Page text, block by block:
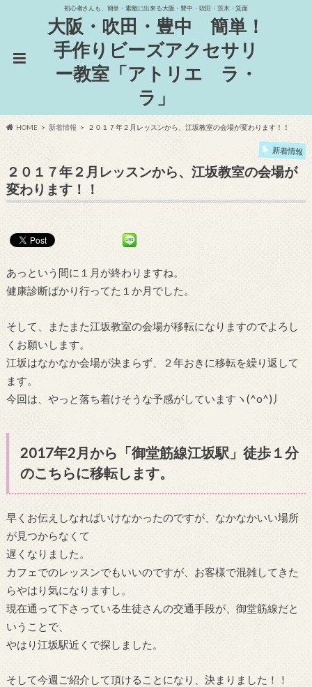
初心者さんも、簡単・素敵に出来る大阪・豊中・吹田・茨木・箕面
大阪・吹田・豊中 簡単！
手作りビーズアクセサリ
ー教室「アトリエ ラ・
ラ」
HOME 新着情報 ２０１７年２月レッスンから、江坂教室の会場が変わります！！
新着情報
２０１７年２月レッスンから、江坂教室の会場が
変わります！！
あっという間に１月が終わりますね。
健康診断ばかり行ってた１か月でした。
そして、またまた江坂教室の会場が移転になりますのでよろし
くお願いします。
江坂はなかなか会場が決まらず、２年おきに移転を繰り返して
ます。
今回は、やっと落ち着けそうな予感がしていますヽ(^o^)丿
2017年2月から「御堂筋線江坂駅」徒歩１分
のこちらに移転します。
早くお伝えしなればいけなかったのですが、なかなかいい場所
が見つからなくて
遅くなりました。
カフェでのレッスンでもいいのですが、お客様で混雑してきた
らやはり気になりますし。
現在通って下さっている生徒さんの交通手段が、御堂筋線だと
いうことで、
やはり江坂駅近くで探しました。
そして今週ご紹介して頂けることになり、決まりました！！